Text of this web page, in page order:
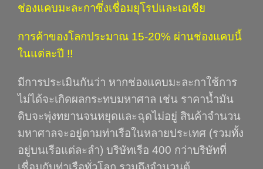
ช่องแคบมะละกาซึ่งเชื่อมยุโรปและเอเชีย
การค้าของโลกประมาณ 15-20% ผ่านช่องแคบนี้
ในแต่ละปี !!
มีการประเมินกันว่า หากช่องแคบมะละกาใช้การ
ไม่ได้จะเกิดผลกระทบมหาศาล เช่น ราคาน้ำมัน
ดิบจะพุ่งทยานจนหยุดและฉุดไม่อยู่ สินค้าจำนวน
มหาศาลจะอยู่ตามท่าเรือในหลายประเทศ (รวมทั้ง
อยู่บนเรือแต่ละลำ) บริษัทเรือ 400 กว่าบริษัทที่